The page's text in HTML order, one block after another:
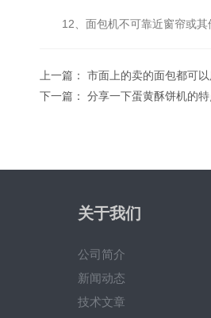
12、面包机不可靠近窗帘或其
上一篇： 市面上的卖的面包都可
下一篇： 分享一下蛋黄酥饼机的
关于我们
公司简介
新闻动态
技术文章